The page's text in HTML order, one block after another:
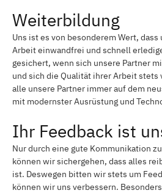
Weiterbildung
Uns ist es von besonderem Wert,
Arbeit einwandfrei und schnell
gesichert, wenn sich unsere Partner
und sich die Qualität ihrer Arbeit stets
alle unsere Partner immer auf dem
mit modernster Ausrüstung und
Ihr Feedback ist
Nur durch eine gute Kommunikation
können wir sichergehen, dass alles
ist. Deswegen bitten wir stets um
können wir uns verbessern.